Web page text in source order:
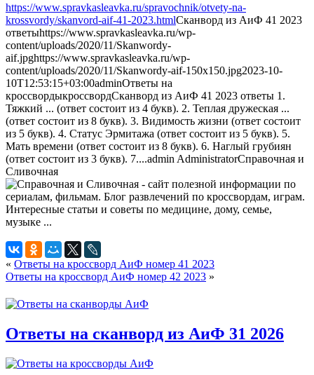
https://www.spravkasleavka.ru/spravochnik/otvety-na-
krossvordy/skanvord-aif-41-2023.htmlСканворд из АиФ 41 2023
ответыhttps://www.spravkasleavka.ru/wp-
content/uploads/2020/11/Skanwordy-
aif.jpghttps://www.spravkasleavka.ru/wp-
content/uploads/2020/11/Skanwordy-aif-150x150.jpg2023-10-
10T12:53:15+03:00adminОтветы на
кроссвордыкроссвордСканворд из АиФ 41 2023 ответы 1.
Тяжкий ... (ответ состоит из 4 букв). 2. Теплая дружеская ...
(ответ состоит из 8 букв). 3. Видимость жизни (ответ состоит
из 5 букв). 4. Статус Эрмитажа (ответ состоит из 5 букв). 5.
Мать времени (ответ состоит из 8 букв). 6. Наглый грубиян
(ответ состоит из 3 букв). 7....admin AdministratorСправочная и
Сливочная
« Ответы на кроссворд АиФ номер 41 2023
Ответы на кроссворд АиФ номер 42 2023 »
Ответы на сканворд из АиФ 31 2026